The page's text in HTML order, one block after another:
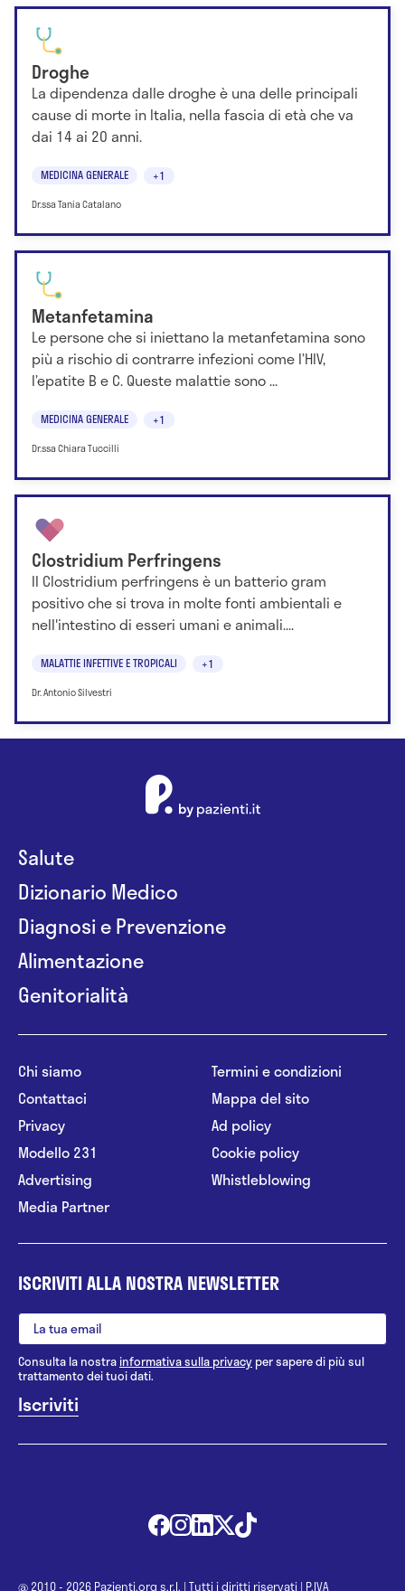
Droghe
La dipendenza dalle droghe è una delle principali
cause di morte in Italia, nella fascia di età che va
dai 14 ai 20 anni.
MEDICINA GENERALE +1
Dr.ssa Tania Catalano
Metanfetamina
Le persone che si iniettano la metanfetamina sono
più a rischio di contrarre infezioni come l’HIV,
l’epatite B e C. Queste malattie sono ...
MEDICINA GENERALE +1
Dr.ssa Chiara Tuccilli
Clostridium Perfringens
Il Clostridium perfringens è un batterio gram
positivo che si trova in molte fonti ambientali e
nell'intestino di esseri umani e animali....
MALATTIE INFETTIVE E TROPICALI +1
Dr. Antonio Silvestri
Salute
Dizionario Medico
Diagnosi e Prevenzione
Alimentazione
Genitorialità
Chi siamo
Contattaci
Privacy
Modello 231
Advertising
Media Partner
Termini e condizioni
Mappa del sito
Ad policy
Cookie policy
Whistleblowing
ISCRIVITI ALLA NOSTRA NEWSLETTER
Consulta la nostrainformativa sulla privacy per sapere di più sul
trattamento dei tuoi dati.
@ 2010 - 2026 Pazienti.org s.r.l. | Tutti i diritti riservati | P.IVA